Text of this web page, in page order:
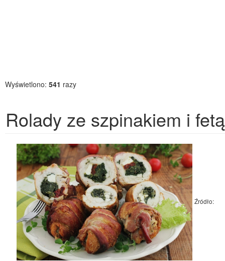
Wyświetlono: 541 razy
Rolady ze szpinakiem i fetą
Źródło: